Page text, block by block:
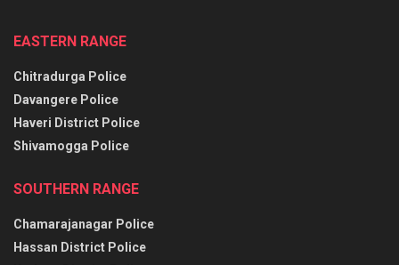
EASTERN RANGE
Chitradurga Police
Davangere Police
Haveri District Police
Shivamogga Police
SOUTHERN RANGE
Chamarajanagar Police
Hassan District Police